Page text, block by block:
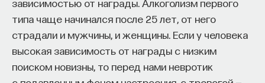
зависимостью от награды. Алкоголизм первого
типа чаще начинался после 25 лет, от него
страдали и мужчины, и женщины. Если у человека
высокая зависимость от награды с низким
поиском новизны, то перед нами невротик